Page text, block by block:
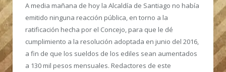
A media mañana de hoy la Alcaldía de Santiago no había
emitido ninguna reacción pública, en torno a la
ratificación hecha por el Concejo, para que le dé
cumplimiento a la resolución adoptada en junio del 2016,
a fin de que los sueldos de los ediles sean aumentados
a 130 mil pesos mensuales. Redactores de este